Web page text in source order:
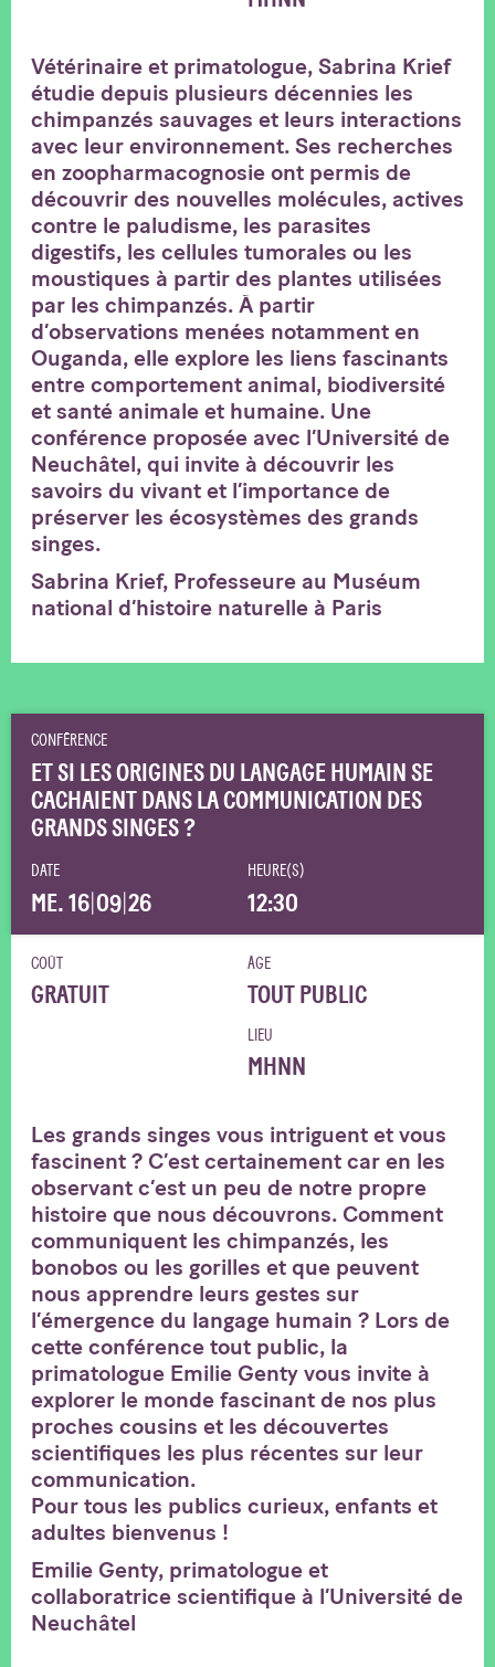
Vétérinaire et primatologue, Sabrina Krief
étudie depuis plusieurs décennies les
chimpanzés sauvages et leurs interactions
avec leur environnement. Ses recherches
en zoopharmacognosie ont permis de
découvrir des nouvelles molécules, actives
contre le paludisme, les parasites
digestifs, les cellules tumorales ou les
moustiques à partir des plantes utilisées
par les chimpanzés. À partir
d’observations menées notamment en
Ouganda, elle explore les liens fascinants
entre comportement animal, biodiversité
et santé animale et humaine. Une
conférence proposée avec l’Université de
Neuchâtel, qui invite à découvrir les
savoirs du vivant et l’importance de
préserver les écosystèmes des grands
singes.
Sabrina Krief, Professeure au Muséum
national d’histoire naturelle à Paris
CONFÉRENCE
ET SI LES ORIGINES DU LANGAGE HUMAIN SE
CACHAIENT DANS LA COMMUNICATION DES
GRANDS SINGES ?
DATE
ME. 16|09|26
HEURE(S)
12:30
COÛT
GRATUIT
ÂGE
TOUT PUBLIC
LIEU
MHNN
Les grands singes vous intriguent et vous
fascinent ? C’est certainement car en les
observant c’est un peu de notre propre
histoire que nous découvrons. Comment
communiquent les chimpanzés, les
bonobos ou les gorilles et que peuvent
nous apprendre leurs gestes sur
l’émergence du langage humain ? Lors de
cette conférence tout public, la
primatologue Emilie Genty vous invite à
explorer le monde fascinant de nos plus
proches cousins et les découvertes
scientifiques les plus récentes sur leur
communication.
Pour tous les publics curieux, enfants et
adultes bienvenus !
Emilie Genty, primatologue et
collaboratrice scientifique à l’Université de
Neuchâtel